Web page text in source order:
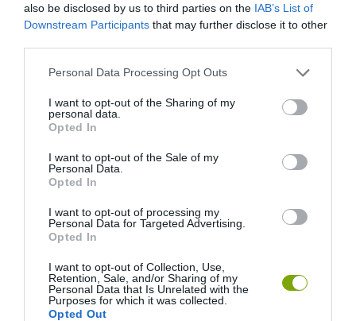
also be disclosed by us to third parties on the IAB’s List of
Downstream Participants that may further disclose it to other
Please note that this website/app uses one or more Google
not limited to your visit or usage behaviour. You may click to
grant or deny consent to Google and its third-party tags to
use your data for below specified purposes in below Google
consent section.
Personal Data Processing Opt Outs
I want to opt-out of the Sharing of my
personal data.
Opted In
I want to opt-out of the Sale of my
Personal Data.
Opted In
I want to opt-out of processing my
Personal Data for Targeted Advertising.
Opted In
I want to opt-out of Collection, Use,
Retention, Sale, and/or Sharing of my
Personal Data that Is Unrelated with the
Purposes for which it was collected.
Opted Out
HASONLÓ ÉRDEKESSÉGEK
A KOALA EVOLÚCIÓS MÚLTJA
SOKKAL DRÁMAIBB, MINT A
EUKALIPTUSZRÁGCSÁLÁS
SUGALLJA
2026-08-07
A KORALLZÁTONY NEM CSAK
LAKÓJÁT MUTATTA MEG
2026-08-06